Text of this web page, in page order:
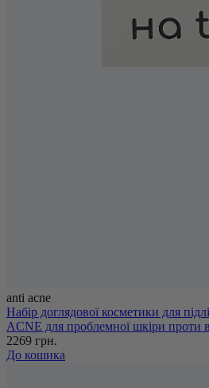
anti acne
Набір доглядової косметики для
ACNE для проблемної шкіри проти
2269 грн.
До кошика